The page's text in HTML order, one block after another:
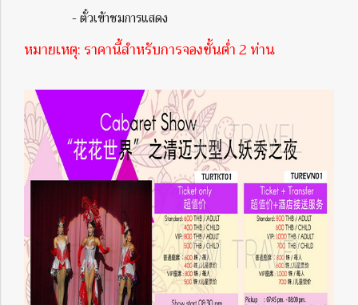
- ตั๋วเข้าชมการแสดง
หมายเหตุ: ราคานี้สำหรับการจองขั้นต่ำ 2 ท่าน